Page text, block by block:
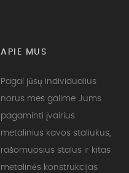
APIE MUS
Pagal jūsų individualius
norus mes galime Jums
pagaminti įvairius
metalinius kavos staliukus,
rašomuosius stalus ir kitas
metalinės konstrukcijas